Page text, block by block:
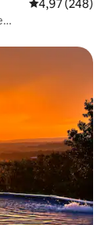
4,97 de uma
4,97 (248)